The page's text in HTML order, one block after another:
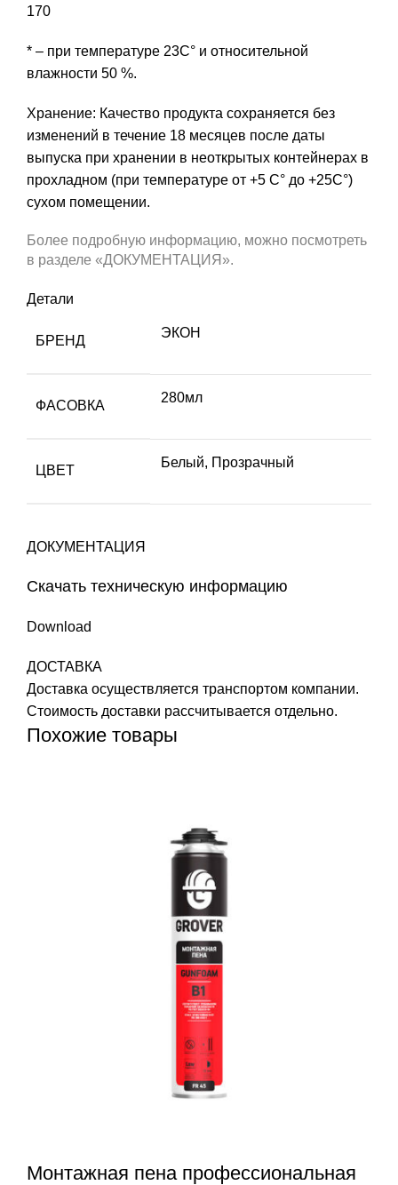
170
* – при температуре 23С° и относительной
влажности 50 %.
Хранение: Качество продукта сохраняется без
изменений в течение 18 месяцев после даты
выпуска при хранении в неоткрытых контейнерах в
прохладном (при температуре от +5 C° до +25C°)
сухом помещении.
Более подробную информацию, можно посмотреть
в разделе «ДОКУМЕНТАЦИЯ».
Детали
БРЕНД
ЭКОН
ФАСОВКА
280мл
ЦВЕТ
Белый, Прозрачный
ДОКУМЕНТАЦИЯ
Скачать техническую информацию
Download
ДОСТАВКА
Доставка осуществляется транспортом компании.
Стоимость доставки рассчитывается отдельно.
Похожие товары
Монтажная пена профессиональная